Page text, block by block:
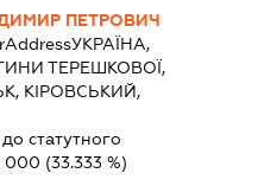
ПЕТРОВИЧ
УКРАЇНА,
ТЕРЕШКОВОЇ,
КІРОВСЬКИЙ,
статутного
000 (33.333 %)